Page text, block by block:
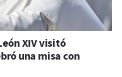
XIV visitó
una misa con